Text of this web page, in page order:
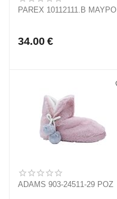
PAREX 10112111.B ΜΑΥΡΟ
34.00 €
ADAMS 903-24511-29 ΡΟΖ